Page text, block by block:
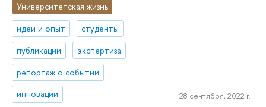
Университетская жизнь
идеи и опыт
студенты
публикации
экспертиза
репортаж о событии
инновации
28 сентября, 2022 г.